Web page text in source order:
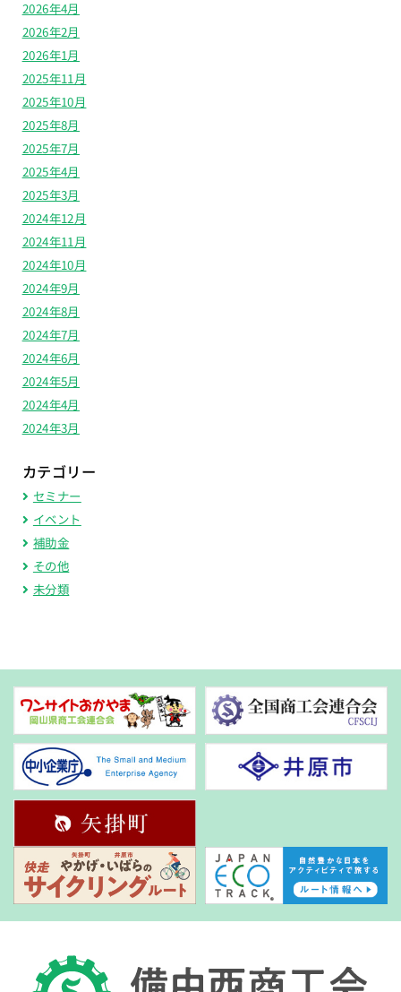
2026年4月
2026年2月
2026年1月
2025年11月
2025年10月
2025年8月
2025年7月
2025年4月
2025年3月
2024年12月
2024年11月
2024年10月
2024年9月
2024年8月
2024年7月
2024年6月
2024年5月
2024年4月
2024年3月
カテゴリー
セミナー
イベント
補助金
その他
未分類